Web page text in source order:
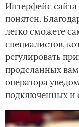
Интерфейс
понятен.
легко сможете
специалистов,
регулировать
проделанных
оператора
подключенных и